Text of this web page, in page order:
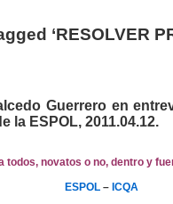
‘RESOLVER
Guerrero en
la ESPOL, 2011.04.12.
todos, novatos o no, dentro y
ESPOL– ICQA